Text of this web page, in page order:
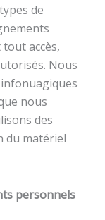
de
accès,
Nous
nous
des
du matériel
personnels